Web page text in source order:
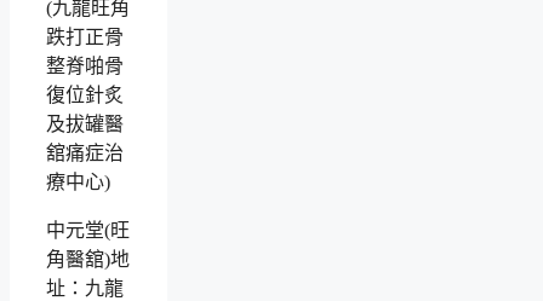
中元堂(旺
角醫舘)地
址：九龍